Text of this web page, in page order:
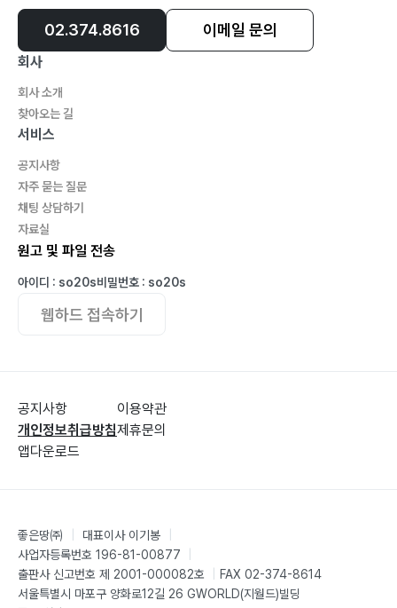
02.374.8616 이메일 문의
회사
회사 소개
찾아오는 길
서비스
공지사항
자주 묻는 질문
채팅 상담하기
자료실
원고 및 파일 전송
아이디 : so20s비밀번호 : so20s
웹하드 접속하기
공지사항
개인정보취급방침
앱다운로드
이용약관
제휴문의
좋은땅㈜ 대표이사 이기봉
사업자등록번호 196-81-00877
출판사 신고번호 제 2001-000082호
FAX 02-374-8614
서울특별시 마포구 양화로12길 26 GWORLD(지월드)빌딩